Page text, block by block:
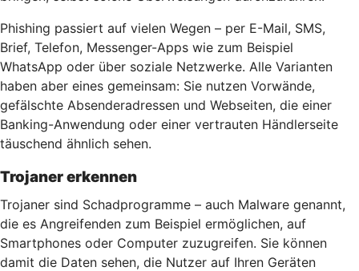
Phishing passiert auf vielen Wegen – per E-Mail, SMS,
Brief, Telefon, Messenger-Apps wie zum Beispiel
WhatsApp oder über soziale Netzwerke. Alle Varianten
haben aber eines gemeinsam: Sie nutzen Vorwände,
gefälschte Absenderadressen und Webseiten, die einer
Banking-Anwendung oder einer vertrauten Händlerseite
täuschend ähnlich sehen.
Trojaner erkennen
Trojaner sind Schadprogramme – auch Malware genannt,
die es Angreifenden zum Beispiel ermöglichen, auf
Smartphones oder Computer zuzugreifen. Sie können
damit die Daten sehen, die Nutzer auf Ihren Geräten